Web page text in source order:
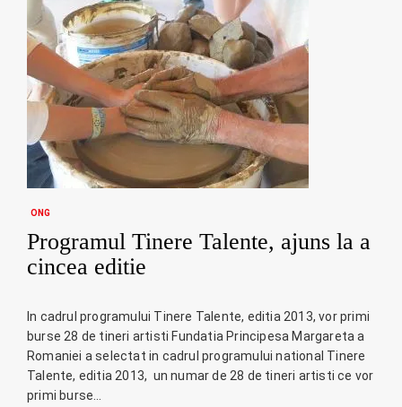
ONG
Programul Tinere Talente, ajuns la a
cincea editie
In cadrul programului Tinere Talente, editia 2013, vor primi
burse 28 de tineri artisti Fundatia Principesa Margareta a
Romaniei a selectat in cadrul programului national Tinere
Talente, editia 2013, un numar de 28 de tineri artisti ce vor
primi burse…